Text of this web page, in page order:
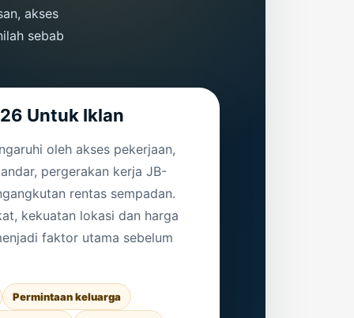
akses
sebab
Untuk Iklan
oleh akses pekerjaan,
pergerakan kerja JB-
rentas sempadan.
kekuatan lokasi dan harga
faktor utama sebelum
Permintaan keluarga